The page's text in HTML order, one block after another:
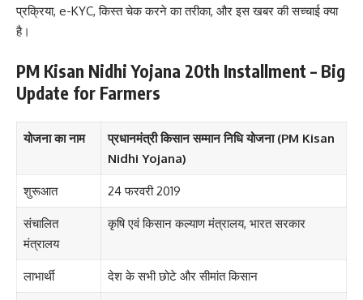
प्रक्रिया, e-KYC, किस्त चेक करने का तरीका, और इस खबर की सच्चाई क्या
है।
PM Kisan Nidhi Yojana 20th Installment – Big
Update for Farmers
योजना का नाम
प्रधानमंत्री किसान सम्मान निधि योजना (PM Kisan
Nidhi Yojana)
शुरूआत 24 फरवरी 2019
संचालित
मंत्रालय
कृषि एवं किसान कल्याण मंत्रालय, भारत सरकार
लाभार्थी देश के सभी छोटे और सीमांत किसान